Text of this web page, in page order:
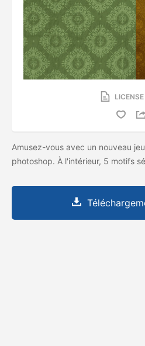
Amusez-vous avec un nouveau
photoshop. À l'intérieur, 5 motifs